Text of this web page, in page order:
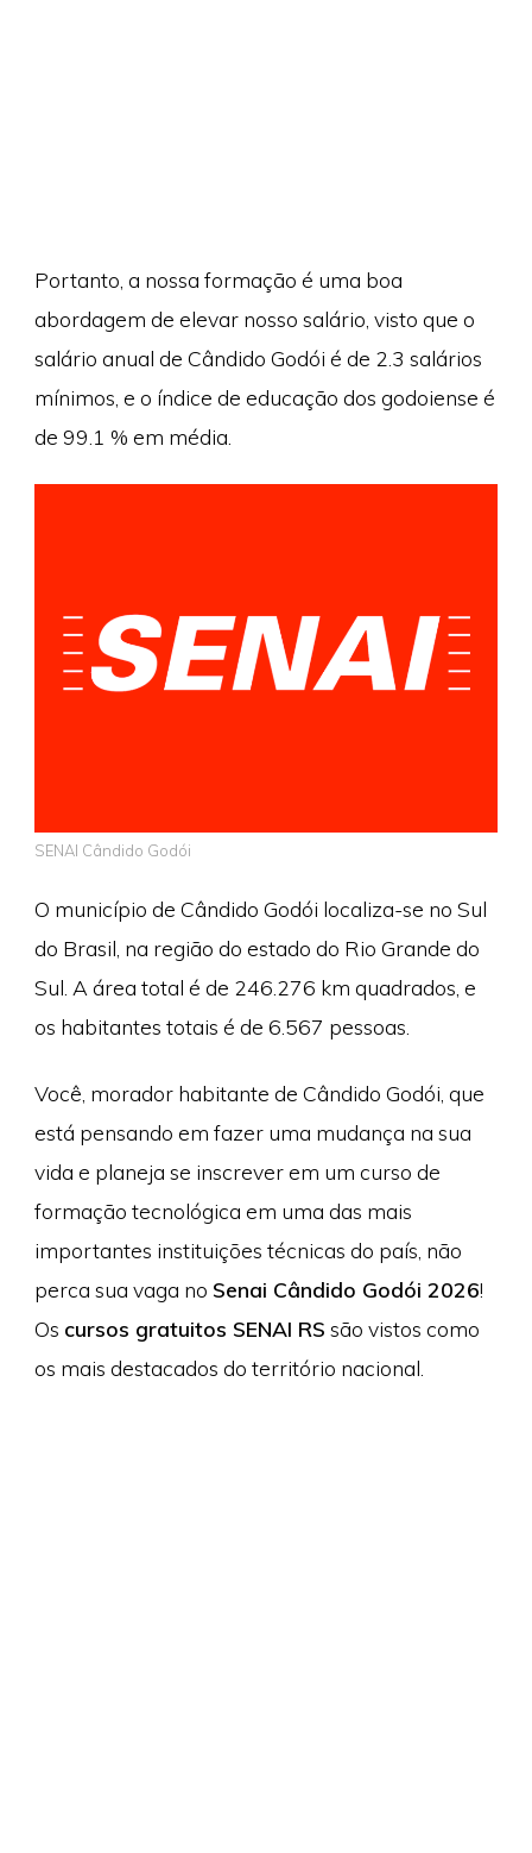
Portanto, a nossa formação é uma boa
abordagem de elevar nosso salário, visto que o
salário anual de Cândido Godói é de 2.3 salários
mínimos, e o índice de educação dos godoiense é
de 99.1 % em média.
SENAI Cândido Godói
O município de Cândido Godói localiza-se no Sul
do Brasil, na região do estado do Rio Grande do
Sul. A área total é de 246.276 km quadrados, e
os habitantes totais é de 6.567 pessoas.
Você, morador habitante de Cândido Godói, que
está pensando em fazer uma mudança na sua
vida e planeja se inscrever em um curso de
formação tecnológica em uma das mais
importantes instituições técnicas do país, não
perca sua vaga no Senai Cândido Godói 2026!
Os cursos gratuitos SENAI RS são vistos como
os mais destacados do território nacional.